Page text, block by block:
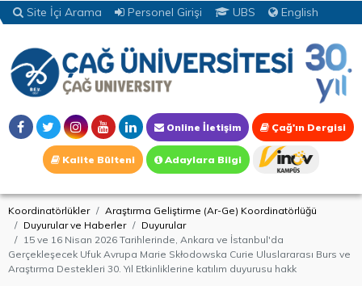
Site İçi Arama Personel Girişi UBS English
Online İletişim Çağ'ın Dergisi
Kalite Bülteni Adaylara Bilgi
Koordinatörlükler
Araştırma Geliştirme (Ar-Ge) Koordinatörlüğü
Duyurular ve Haberler
Duyurular
15 ve 16 Nisan 2026 Tarihlerinde, Ankara ve İstanbul'da
Gerçekleşecek Ufuk Avrupa Marie Skłodowska Curie Uluslararası Burs ve
Araştırma Destekleri 30. Yıl Etkinliklerine katılım duyurusu hakk